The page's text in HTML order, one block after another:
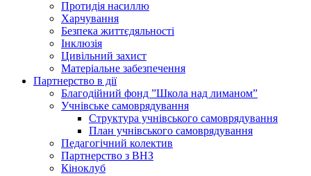
Протидія насиллю
Харчування
Безпека життєдяльності
Інклюзія
Цивільний захист
Матеріальне забезпечення
Партнерство в дії
Благодійний фонд ”Школа над лиманом”
Учнівське самоврядування
Структура учнiвського самоврядування
План учнiвського самоврядування
Педагогічний колектив
Партнерство з ВНЗ
Кіноклуб